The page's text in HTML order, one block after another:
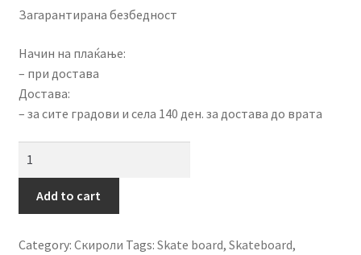
Загарантирана безбедност
Начин на плаќање:
– при достава
Достава:
– за сите градови и села 140 ден. за достава до врата
32068
quantity
Add to cart
Category: Скироли Tags: Skate board, Skateboard,